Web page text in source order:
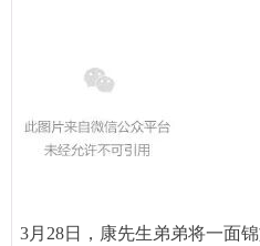
3月28日，康先生弟弟将一面